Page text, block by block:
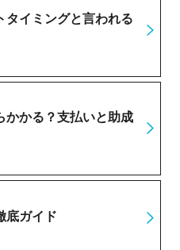
タイミングと言われる
かかる？支払いと助成
底ガイド